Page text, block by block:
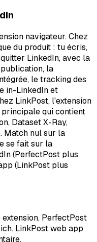
navigateur. Chez
du produit : tu écris,
LinkedIn, avec la
la
le tracking des
in-LinkedIn et
LinkPost, l'extension
qui contient
Dataset X-Ray,
Match nul sur la
se fait sur la
(PerfectPost plus
(LinkPost plus
PerfectPost
LinkPost web app